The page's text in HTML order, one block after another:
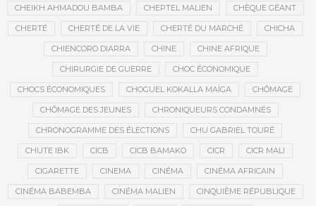
CHEIKH AHMADOU BAMBA CHEPTEL MALIEN CHÈQUE GÉANT
CHERTÉ CHERTÉ DE LA VIE CHERTÉ DU MARCHÉ CHICHA
CHIENCORO DIARRA CHINE CHINE AFRIQUE
CHIRURGIE DE GUERRE CHOC ÉCONOMIQUE
CHOCS ÉCONOMIQUES CHOGUEL KOKALLA MAÏGA CHÔMAGE
CHÔMAGE DES JEUNES CHRONIQUEURS CONDAMNÉS
CHRONOGRAMME DES ÉLECTIONS CHU GABRIEL TOURÉ
CHUTE IBK CICB CICB BAMAKO CICR CICR MALI
CIGARETTE CINEMA CINÉMA CINÉMA AFRICAIN
CINÉMA BABEMBA CINÉMA MALIEN CINQUIÈME RÉPUBLIQUE